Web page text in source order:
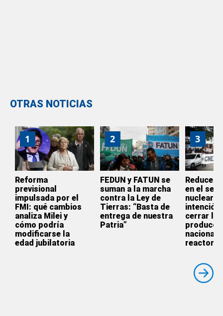
OTRAS NOTICIAS
1
Reforma
previsional
impulsada por el
FMI: qué cambios
analiza Milei y
cómo podría
modificarse la
edad jubilatoria
2
FEDUN y FATUN se
suman a la marcha
contra la Ley de
Tierras: “Basta de
entrega de nuestra
Patria”
3
Reducen
en el
nuclear:
intención
cerrar la
nacional